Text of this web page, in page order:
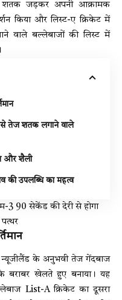
शतक जड़कर अपनी आक्रामक
किया और लिस्ट-ए क्रिकेट में
वाले बल्लेबाजों की लिस्ट में
तेज शतक लगाने वाले
और शैली
की उपलब्धि का महत्व
3 90 सेकेंड की देरी से होगा
के अनुभवी तेज गेंदबाज
बराबर खेलते हुए बनाया। यह
List-A क्रिकेट का दूसरा